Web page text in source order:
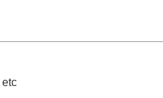
etc